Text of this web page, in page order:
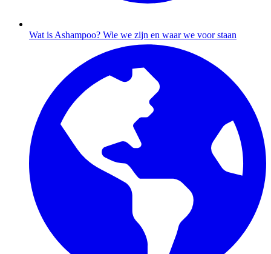
Wat is Ashampoo? Wie we zijn en waar we voor staan